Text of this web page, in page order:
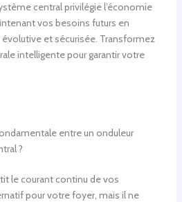
central privilégie l’économie
vos besoins futurs en
et sécurisée. Transformez
intelligente pour garantir votre
entre un onduleur
?
le courant continu de vos
pour votre foyer, mais il ne